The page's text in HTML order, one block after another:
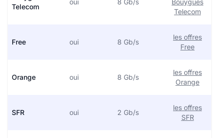
Telecom
oui 8 Gb/s
Bouygues
Telecom
Free oui 8 Gb/s
les offres
Free
Orange oui 8 Gb/s
les offres
Orange
SFR oui 2 Gb/s
les offres
SFR